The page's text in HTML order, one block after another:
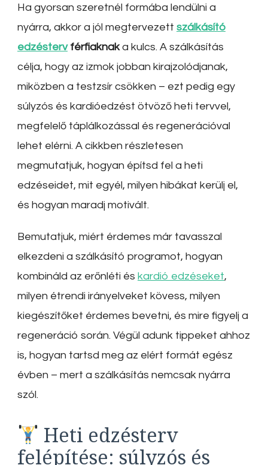
Ha gyorsan szeretnél formába lendülni a
nyárra, akkor a jól megtervezett szálkásító
edzéstervférfiaknaka kulcs. A szálkásítás
célja, hogy az izmok jobban kirajzolódjanak,
miközben a testzsír csökken – ezt pedig egy
súlyzós és kardióedzést ötvöző heti tervvel,
megfelelő táplálkozással és regenerációval
lehet elérni. A cikkben részletesen
megmutatjuk, hogyan építsd fel a heti
edzéseidet, mit egyél, milyen hibákat kerülj el,
és hogyan maradj motivált.
Bemutatjuk, miért érdemes már tavasszal
elkezdeni a szálkásító programot, hogyan
kombináld az erőnléti és kardió edzéseket,
milyen étrendi irányelveket kövess, milyen
kiegészítőket érdemes bevetni, és mire figyelj a
regeneráció során. Végül adunk tippeket ahhoz
is, hogyan tartsd meg az elért formát egész
évben – mert a szálkásítás nemcsak nyárra
szól.
Heti edzésterv
felépítése: súlyzós és